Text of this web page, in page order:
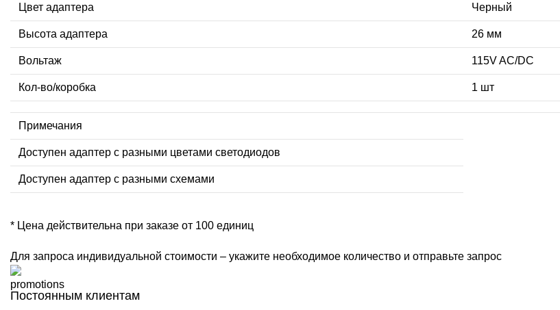
Цвет адаптера Черный
Высота адаптера 26 мм
Вольтаж 115V AC/DC
Кол-во/коробка 1 шт
Примечания
Доступен адаптер с разными цветами светодиодов
Доступен адаптер с разными схемами
* Цена действительна при заказе от 100 единиц
Для запроса индивидуальной стоимости – укажите необходимое количество и отправьте запрос
Постоянным клиентам